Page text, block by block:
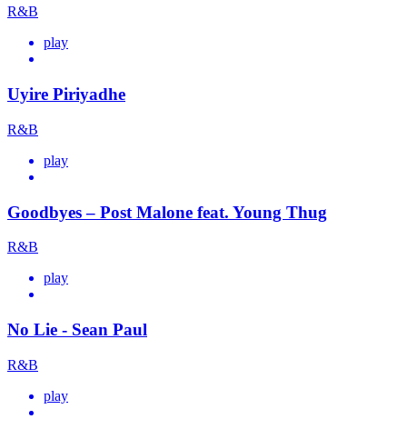
R&B
play
Uyire Piriyadhe
R&B
play
Goodbyes – Post Malone feat. Young Thug
R&B
play
No Lie - Sean Paul
R&B
play